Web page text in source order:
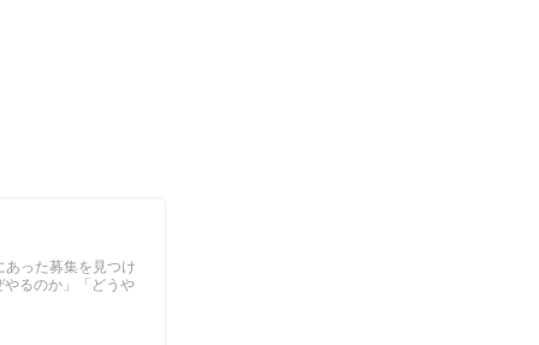
った募集を見つけ
るのか」「どうや